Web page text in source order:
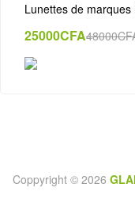
Lunettes de marques
48000
25000CFA
Coppyright © 2026